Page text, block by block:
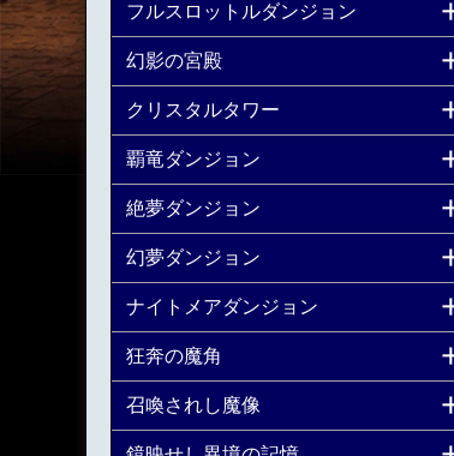
フルスロットルダンジョン
幻影の宮殿
クリスタルタワー
覇竜ダンジョン
絶夢ダンジョン
幻夢ダンジョン
ナイトメアダンジョン
狂奔の魔角
召喚されし魔像